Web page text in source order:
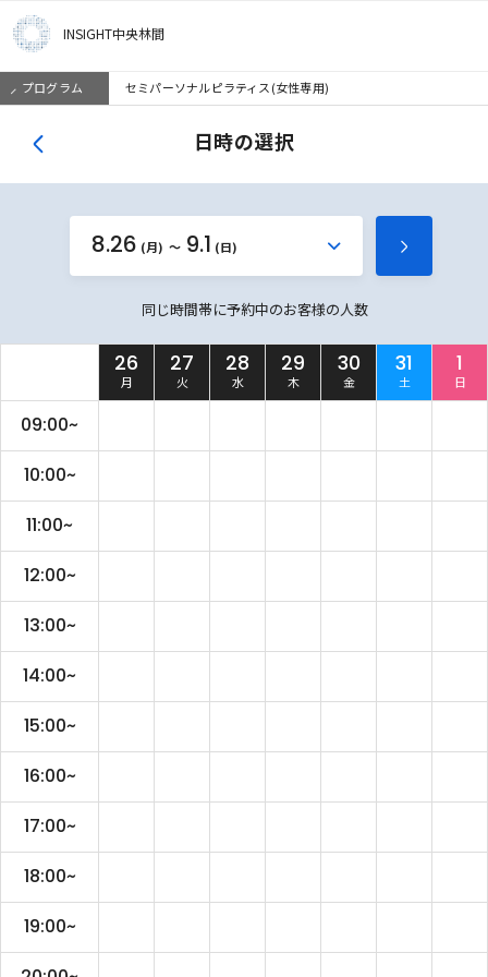
INSIGHT中央林間
プログラム セミパーソナルピラティス(女性専用)
日時の選択
8.26 (月)
か9.1 (日)
次
見
る
同じ時間帯に予約中のお客様の人数
26
月
27
火
28
水
29
木
30
金
31
土
1
日
09:00~
10:00~
11:00~
12:00~
13:00~
14:00~
15:00~
16:00~
17:00~
18:00~
19:00~